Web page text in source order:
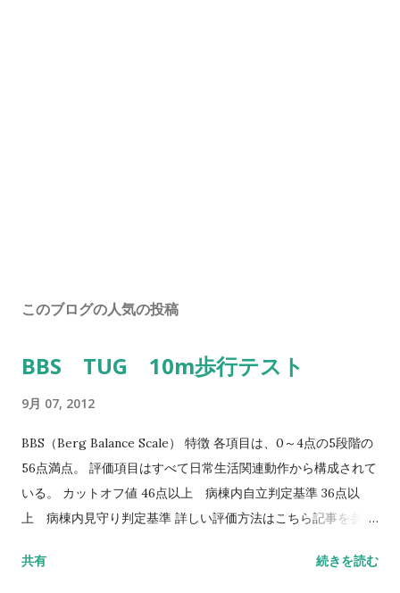
このブログの人気の投稿
BBS TUG 10m歩行テスト
9月 07, 2012
BBS（Berg Balance Scale） 特徴 各項目は、0～4点の5段階の
56点満点。 評価項目はすべて日常生活関連動作から構成されて
いる。 カットオフ値 46点以上 病棟内自立判定基準 36点以
上 病棟内見守り判定基準 詳しい評価方法はこちら記事を参照
TUG（Timed Up to Go）テスト 方法 肘掛つきの椅子から立
共有 続きを読む